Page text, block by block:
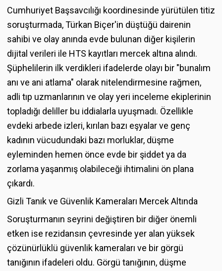
Cumhuriyet Başsavcılığı koordinesinde yürütülen titiz
soruşturmada, Türkan Biçer'in düştüğü dairenin
sahibi ve olay anında evde bulunan diğer kişilerin
dijital verileri ile HTS kayıtları mercek altına alındı.
Şüphelilerin ilk verdikleri ifadelerde olayı bir "bunalım
anı ve ani atlama" olarak nitelendirmesine rağmen,
adli tıp uzmanlarının ve olay yeri inceleme ekiplerinin
topladığı deliller bu iddialarla uyuşmadı. Özellikle
evdeki arbede izleri, kırılan bazı eşyalar ve genç
kadının vücudundaki bazı morluklar, düşme
eyleminden hemen önce evde bir şiddet ya da
zorlama yaşanmış olabileceği ihtimalini ön plana
çıkardı.
Gizli Tanık ve Güvenlik Kameraları Mercek Altında
Soruşturmanın seyrini değiştiren bir diğer önemli
etken ise rezidansın çevresinde yer alan yüksek
çözünürlüklü güvenlik kameraları ve bir görgü
tanığının ifadeleri oldu. Görgü tanığının, düşme